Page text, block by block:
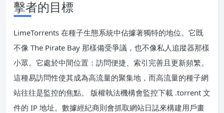
擊者的目標
LimeTorrents 在種子生態系統中佔據著獨特的地位。它既
不像 The Pirate Bay 那樣備受爭議，也不像私人追蹤器那樣
小眾。它處於中間位置：訪問便捷、索引完善且更新頻繁。
這種易訪問性使其成為高流量的聚集地，而高流量的種子網
站往往是監控的焦點。 版權執法機構會監控下載 .torrent 文
件的 IP 地址。數據經紀商則會抓取網站日誌來構建用戶畫